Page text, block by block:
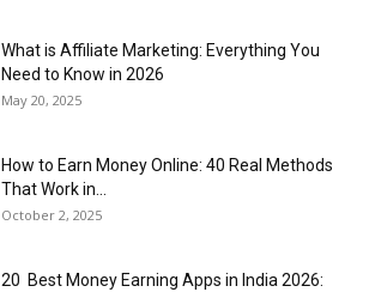
What is Affiliate Marketing: Everything You
Need to Know in 2026
May 20, 2025
How to Earn Money Online: 40 Real Methods
That Work in...
October 2, 2025
20 Best Money Earning Apps in India 2026: